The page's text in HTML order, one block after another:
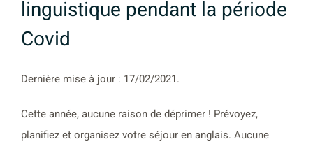
linguistique pendant la période
Covid
Dernière mise à jour : 17/02/2021.
Cette année, aucune raison de déprimer ! Prévoyez,
planifiez et organisez votre séjour en anglais. Aucune